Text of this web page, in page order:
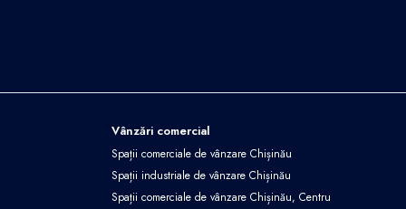
Vânzări comercial
Spații comerciale de vânzare Chișinău
Spații industriale de vânzare Chișinău
Spații comerciale de vânzare Chișinău, Centru